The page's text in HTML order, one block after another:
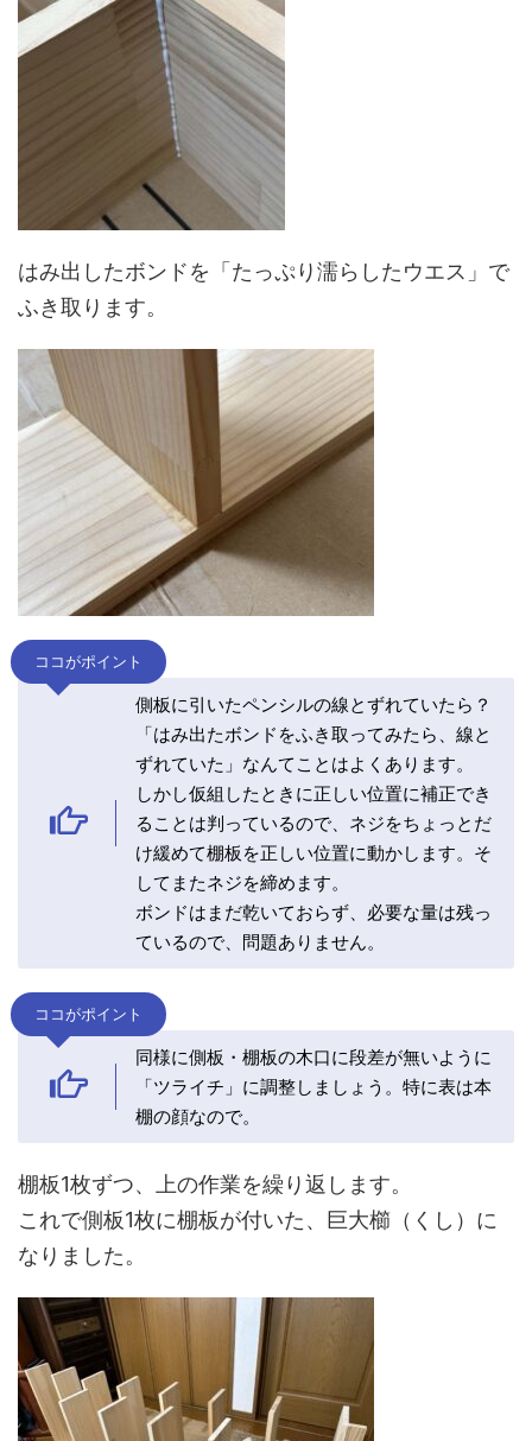
はみ出したボンドを「たっぷり濡らしたウエス」で
ふき取ります。
ココがポイント
側板に引いたペンシルの線とずれていたら？
「はみ出たボンドをふき取ってみたら、線と
ずれていた」なんてことはよくあります。
しかし仮組したときに正しい位置に補正でき
ることは判っているので、ネジをちょっとだ
け緩めて棚板を正しい位置に動かします。そ
してまたネジを締めます。
ボンドはまだ乾いておらず、必要な量は残っ
ているので、問題ありません。
ココがポイント
同様に側板・棚板の木口に段差が無いように
「ツライチ」に調整しましょう。特に表は本
棚の顔なので。
棚板1枚ずつ、上の作業を繰り返します。
これで側板1枚に棚板が付いた、巨大櫛（くし）に
なりました。